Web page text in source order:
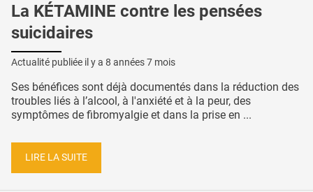
La KÉTAMINE contre les pensées
suicidaires
Actualité publiée il y a 8 années 7 mois
Ses bénéfices sont déjà documentés dans la réduction des
troubles liés à l’alcool, à l'anxiété et à la peur, des
symptômes de fibromyalgie et dans la prise en ...
LIRE LA SUITE